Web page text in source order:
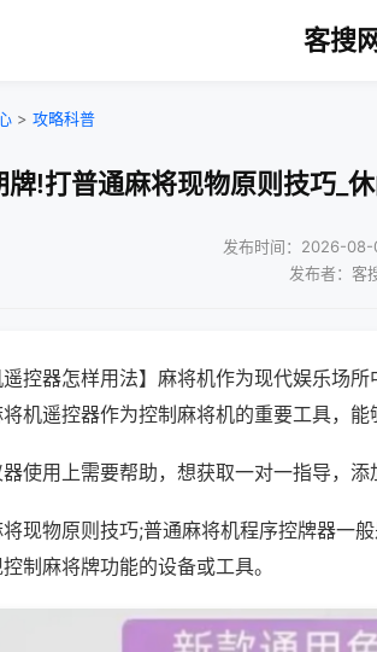
客搜
> 攻略科普
牌!打普通麻将现物原则技巧_
发布时间：2026-08-
发布者：客
遥控器怎样用法】麻将机作为现代娱乐场
机遥控器作为控制麻将机的重要工具，能
使用上需要帮助，想获取一对一指导，
现物原则技巧;普通麻将机程序控牌器一
制麻将牌功能的设备或工具。